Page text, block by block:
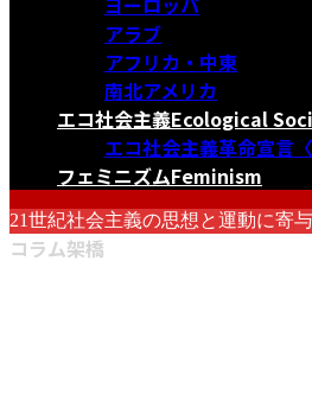
アラブ
アフリカ・中東
南北アメリカ
エコ社会主義Ecological
エコ社会主義革命宣言
フェミニズムFeminism
21世紀社会主義の思想と運動に寄
コラム架橋